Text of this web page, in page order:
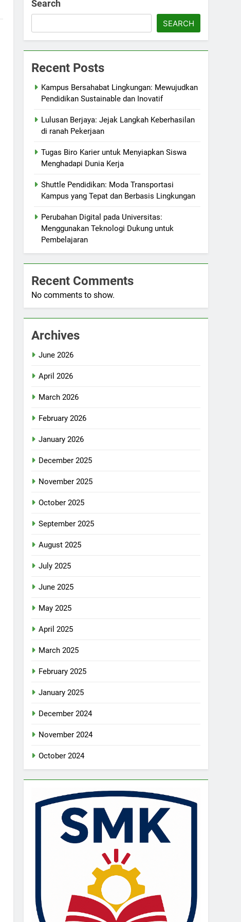
Search
SEARCH
Recent Posts
Kampus Bersahabat Lingkungan: Mewujudkan
Pendidikan Sustainable dan Inovatif
Lulusan Berjaya: Jejak Langkah Keberhasilan
di ranah Pekerjaan
Tugas Biro Karier untuk Menyiapkan Siswa
Menghadapi Dunia Kerja
Shuttle Pendidikan: Moda Transportasi
Kampus yang Tepat dan Berbasis Lingkungan
Perubahan Digital pada Universitas:
Menggunakan Teknologi Dukung untuk
Pembelajaran
Recent Comments
No comments to show.
Archives
June 2026
April 2026
March 2026
February 2026
January 2026
December 2025
November 2025
October 2025
September 2025
August 2025
July 2025
June 2025
May 2025
April 2025
March 2025
February 2025
January 2025
December 2024
November 2024
October 2024